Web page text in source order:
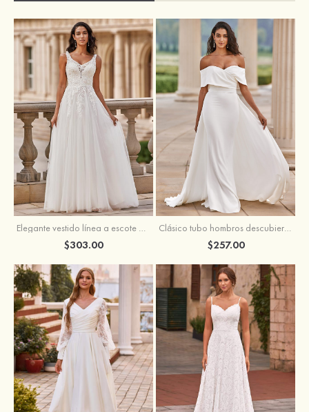
Elegante vestido línea a escote en v barrer tren tul vestido de novia
$303.00
Clásico tubo hombros descubiertos desmontable crepé elástico vestido de novia
$257.00